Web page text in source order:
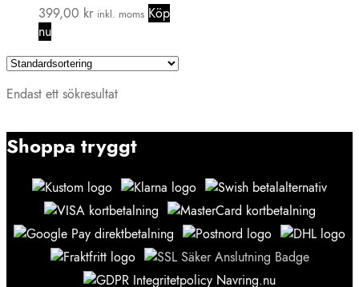
399,00 kr inkl. moms Köp
nu
Endast ett sökresultat
Shoppa tryggt